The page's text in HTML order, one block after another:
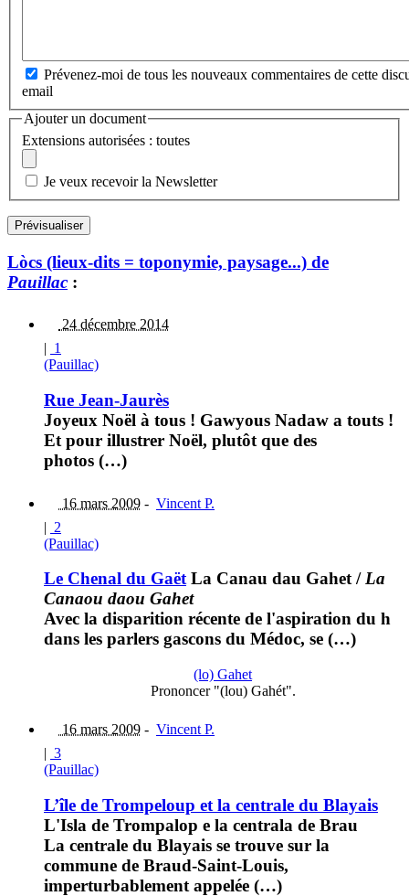
Prévenez-moi de tous les nouveaux commentaires de cette
email
Ajouter un document
Extensions autorisées : toutes
Je veux recevoir la Newsletter
Lòcs (lieux-dits = toponymie, paysage...) de
Pauillac :
24 décembre 2014
| 1
(Pauillac)
Rue Jean-Jaurès
Joyeux Noël à tous ! Gawyous Nadaw a touts !
Et pour illustrer Noël, plutôt que des
photos (…)
16 mars 2009 - Vincent P.
| 2
(Pauillac)
Le Chenal du GaëtLa Canau dau Gahet/La
Canaou daou Gahet
Avec la disparition récente de l'aspiration du h
dans les parlers gascons du Médoc, se (…)
(lo) Gahet
Prononcer "(lou) Gahét".
16 mars 2009 - Vincent P.
| 3
(Pauillac)
L’île de Trompeloup et la centrale du Blayais
L'Isla de Trompalop e la centrala de Brau
La centrale du Blayais se trouve sur la
commune de Braud-Saint-Louis,
imperturbablement appelée (…)